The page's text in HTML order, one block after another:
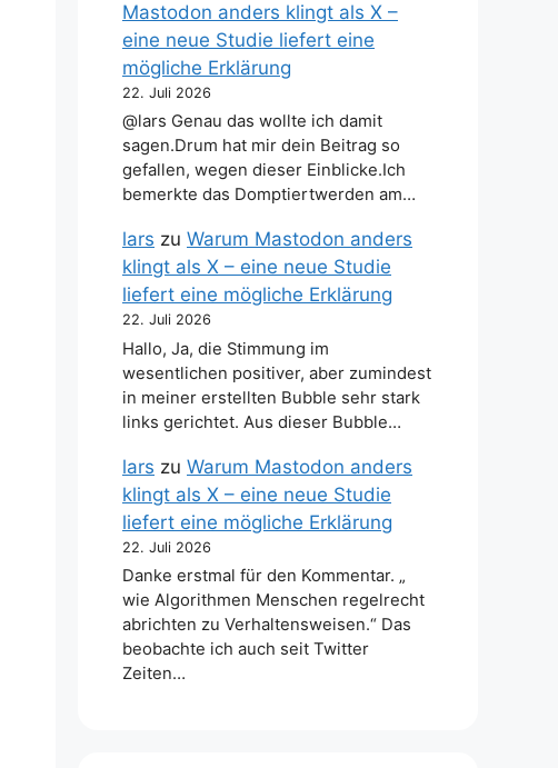
Mastodon anders klingt als X –
eine neue Studie liefert eine
mögliche Erklärung
22. Juli 2026
@lars Genau das wollte ich damit
sagen.Drum hat mir dein Beitrag so
gefallen, wegen dieser Einblicke.Ich
bemerkte das Domptiertwerden am…
lars zu Warum Mastodon anders
klingt als X – eine neue Studie
liefert eine mögliche Erklärung
22. Juli 2026
Hallo, Ja, die Stimmung im
wesentlichen positiver, aber zumindest
in meiner erstellten Bubble sehr stark
links gerichtet. Aus dieser Bubble…
lars zu Warum Mastodon anders
klingt als X – eine neue Studie
liefert eine mögliche Erklärung
22. Juli 2026
Danke erstmal für den Kommentar. „
wie Algorithmen Menschen regelrecht
abrichten zu Verhaltensweisen.“ Das
beobachte ich auch seit Twitter
Zeiten…